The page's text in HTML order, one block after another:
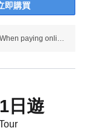
即購買
Use SSL protocol to ensure payment security. When paying online, your payment information is protected.
1 日遊